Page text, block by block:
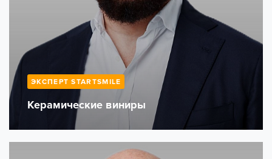
ЭКСПЕРТ STARTSMILE
Керамические виниры